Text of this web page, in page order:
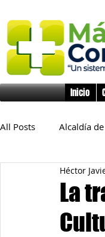
Inicio
All Posts Alcaldía
Educación
Inclusión Social
La
Héctor